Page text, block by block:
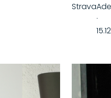
Strava
·